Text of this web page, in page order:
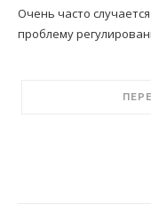
Очень часто
проблему